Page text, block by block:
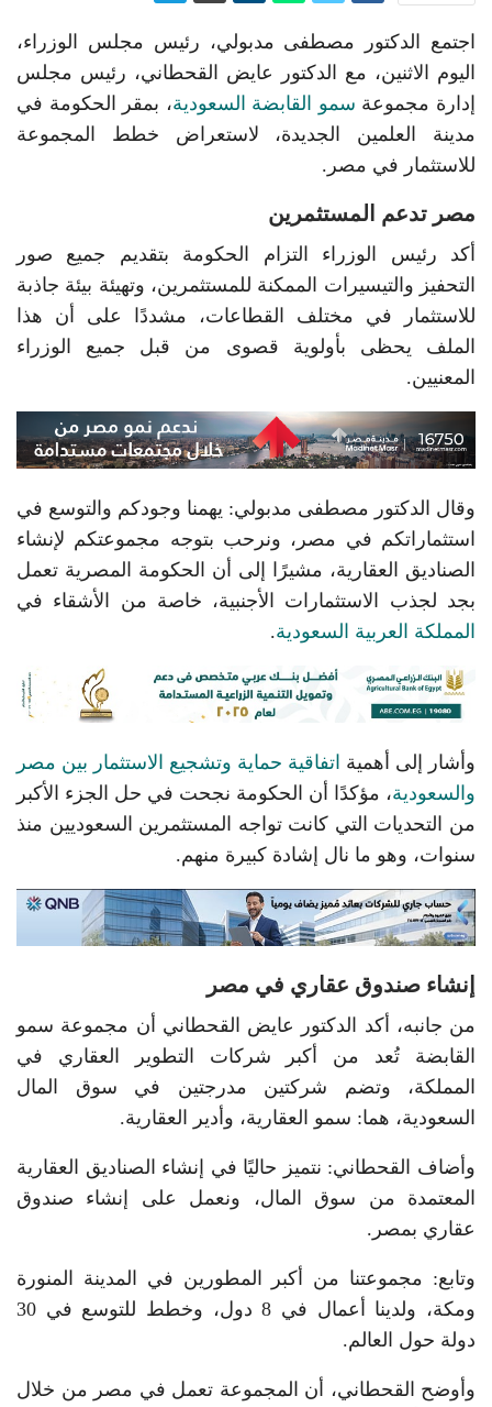
اجتمع الدكتور مصطفى مدبولي، رئيس مجلس الوزراء،
اليوم الاثنين، مع الدكتور عايض القحطاني، رئيس مجلس
إدارة مجموعة سمو القابضة السعودية، بمقر الحكومة في
مدينة العلمين الجديدة، لاستعراض خطط المجموعة
للاستثمار في مصر.
مصر تدعم المستثمرين
أكد رئيس الوزراء التزام الحكومة بتقديم جميع صور
التحفيز والتيسيرات الممكنة للمستثمرين، وتهيئة بيئة جاذبة
للاستثمار في مختلف القطاعات، مشددًا على أن هذا
الملف يحظى بأولوية قصوى من قبل جميع الوزراء
المعنيين.
وقال الدكتور مصطفى مدبولي: يهمنا وجودكم والتوسع في
استثماراتكم في مصر، ونرحب بتوجه مجموعتكم لإنشاء
الصناديق العقارية، مشيرًا إلى أن الحكومة المصرية تعمل
بجد لجذب الاستثمارات الأجنبية، خاصة من الأشقاء في
المملكة العربية السعودية.
وأشار إلى أهمية اتفاقية حماية وتشجيع الاستثمار بين مصر
والسعودية، مؤكدًا أن الحكومة نجحت في حل الجزء الأكبر
من التحديات التي كانت تواجه المستثمرين السعوديين منذ
سنوات، وهو ما نال إشادة كبيرة منهم.
إنشاء صندوق عقاري في مصر
من جانبه، أكد الدكتور عايض القحطاني أن مجموعة سمو
القابضة تُعد من أكبر شركات التطوير العقاري في
المملكة، وتضم شركتين مدرجتين في سوق المال
السعودية، هما: سمو العقارية، وأدير العقارية.
وأضاف القحطاني: نتميز حاليًا في إنشاء الصناديق العقارية
المعتمدة من سوق المال، ونعمل على إنشاء صندوق
عقاري بمصر.
وتابع: مجموعتنا من أكبر المطورين في المدينة المنورة
ومكة، ولدينا أعمال في 8 دول، وخطط للتوسع في 30
دولة حول العالم.
وأوضح القحطاني، أن المجموعة تعمل في مصر من خلال